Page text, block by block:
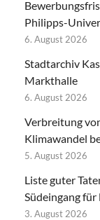
Philipps-
6. August 2026
Stadtarchiv
Markthalle
6. August 2026
Verbreitung
Klimawandel
5. August 2026
Liste guter
Südeingang
3. August 2026